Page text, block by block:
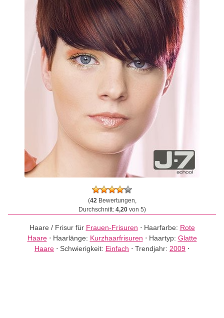
(42Bewertungen,
Durchschnitt: 4,20von 5)
Haare / Frisur für Frauen-Frisuren ⋅ Haarfarbe: Rote
Haare⋅ Haarlänge: Kurzhaarfrisuren ⋅ Haartyp: Glatte
Haare ⋅ Schwierigkeit: Einfach ⋅ Trendjahr: 2009 ⋅